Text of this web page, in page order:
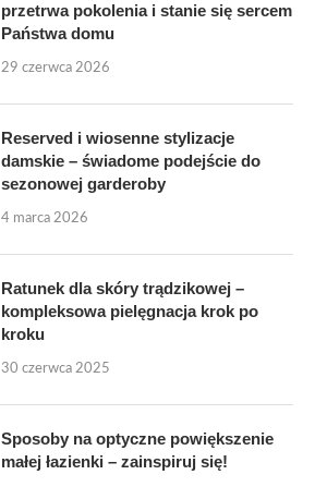
przetrwa pokolenia i stanie się sercem
Państwa domu
29 czerwca 2026
Reserved i wiosenne stylizacje
damskie – świadome podejście do
sezonowej garderoby
4 marca 2026
Ratunek dla skóry trądzikowej –
kompleksowa pielęgnacja krok po
kroku
30 czerwca 2025
Sposoby na optyczne powiększenie
małej łazienki – zainspiruj się!